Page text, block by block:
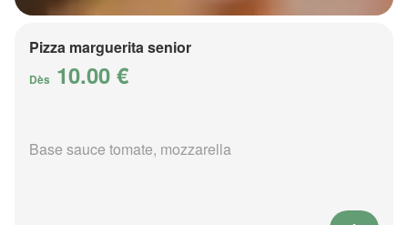
Pizza marguerita senior
Dès 10.00 €
Base sauce tomate, mozzarella